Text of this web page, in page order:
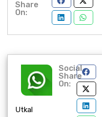
Share
On:
Utkal
Social
Share
On: